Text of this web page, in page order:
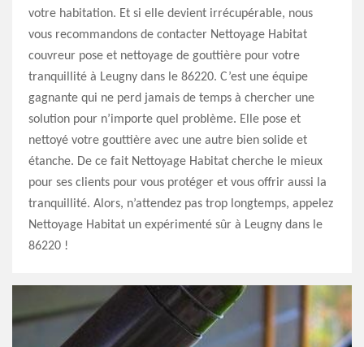
votre habitation. Et si elle devient irrécupérable, nous
vous recommandons de contacter Nettoyage Habitat
couvreur pose et nettoyage de gouttière pour votre
tranquillité à Leugny dans le 86220. C’est une équipe
gagnante qui ne perd jamais de temps à chercher une
solution pour n’importe quel problème. Elle pose et
nettoyé votre gouttière avec une autre bien solide et
étanche. De ce fait Nettoyage Habitat cherche le mieux
pour ses clients pour vous protéger et vous offrir aussi la
tranquillité. Alors, n’attendez pas trop longtemps, appelez
Nettoyage Habitat un expérimenté sûr à Leugny dans le
86220 !